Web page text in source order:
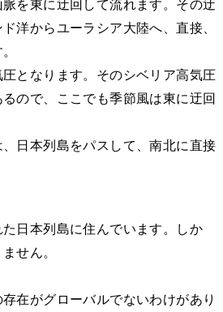
を東に迂回して流れます。その迂
洋からユーラシア大陸へ、直接、
となります。そのシベリア高気圧
ので、ここでも季節風は東に迂回
日本列島をパスして、南北に直接
日本列島に住んでいます。しか
せん。
在がグローバルでないわけがあり